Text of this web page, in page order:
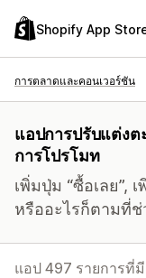
Shopify App
การตลาดและคอนเวอร์ชัน
แอปการปรับแต่ง
การโปรโมท
เพิ่มปุ่ม “ซื้อเลย”,
หรืออะไรก็ตามที่
แอป 497 รายการที่มี